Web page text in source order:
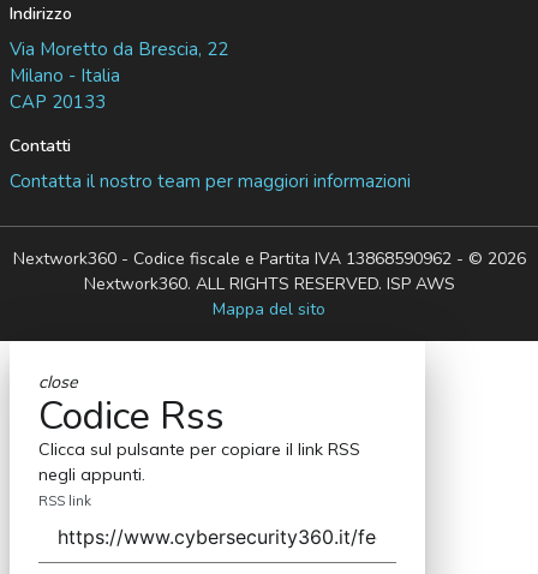
Indirizzo
Via Moretto da Brescia, 22
Milano - Italia
CAP 20133
Contatti
Contatta il nostro team per maggiori informazioni
Nextwork360 - Codice fiscale e Partita IVA 13868590962 - © 2026
Nextwork360. ALL RIGHTS RESERVED. ISP AWS
Mappa del sito
close
Codice Rss
Clicca sul pulsante per copiare il link RSS
negli appunti.
RSS link